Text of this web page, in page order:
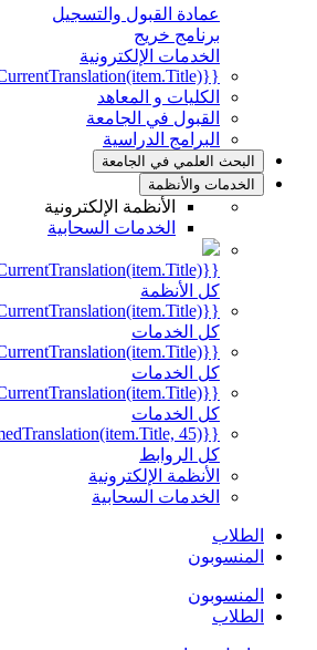
عمادة القبول والتسجيل
برنامج خريج
الخدمات الإلكترونية
{{mmc.getCurrentTranslation(item.Title)}}
الكليات و المعاهد
القبول في الجامعة
البرامج الدراسية
البحث العلمي في الجامعة
الخدمات والأنظمة
الأنظمة الإلكترونية
الخدمات السحابية
{{mmc.getCurrentTranslation(item.Title)}}
كل الأنظمة
{{mmc.getCurrentTranslation(item.Title)}}
كل الخدمات
{{mmc.getCurrentTranslation(item.Title)}}
كل الخدمات
{{mmc.getCurrentTranslation(item.Title)}}
كل الخدمات
{{mmc.getTrimmedTranslation(item.Title, 45)}}
كل الروابط
الأنظمة الإلكترونية
الخدمات السحابية
الطلاب
المنسوبون
المنسوبون
الطلاب